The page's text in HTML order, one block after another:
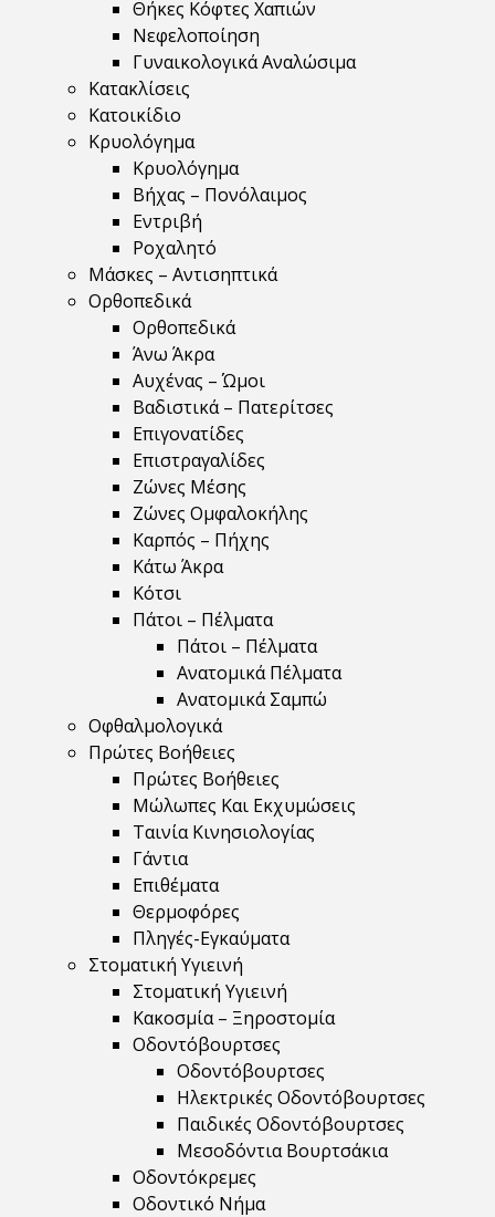
Θήκες Κόφτες Χαπιών
Νεφελοποίηση
Γυναικολογικά Αναλώσιμα
Κατακλίσεις
Κατοικίδιο
Κρυολόγημα
Κρυολόγημα
Βήχας – Πονόλαιμος
Εντριβή
Ροχαλητό
Μάσκες – Αντισηπτικά
Ορθοπεδικά
Ορθοπεδικά
Άνω Άκρα
Αυχένας – Ώμοι
Βαδιστικά – Πατερίτσες
Επιγονατίδες
Επιστραγαλίδες
Ζώνες Μέσης
Ζώνες Ομφαλοκήλης
Καρπός – Πήχης
Κάτω Άκρα
Κότσι
Πάτοι – Πέλματα
Πάτοι – Πέλματα
Ανατομικά Πέλματα
Ανατομικά Σαμπώ
Οφθαλμολογικά
Πρώτες Βοήθειες
Πρώτες Βοήθειες
Μώλωπες Και Εκχυμώσεις
Ταινία Κινησιολογίας
Γάντια
Επιθέματα
Θερμοφόρες
Πληγές-Εγκαύματα
Στοματική Υγιεινή
Στοματική Υγιεινή
Κακοσμία – Ξηροστομία
Οδοντόβουρτσες
Οδοντόβουρτσες
Ηλεκτρικές Οδοντόβουρτσες
Παιδικές Οδοντόβουρτσες
Μεσοδόντια Βουρτσάκια
Οδοντόκρεμες
Οδοντικό Νήμα